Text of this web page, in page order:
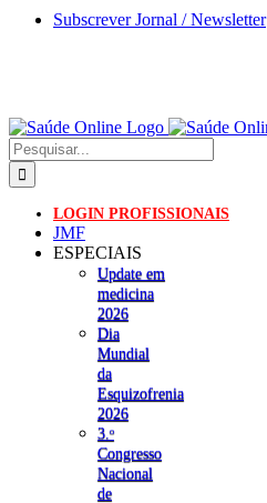
Skip
Subscrever Jornal / Newsletter
Pesquisar
LOGIN PROFISSIONAIS
JMF
ESPECIAIS
Update em
medicina
2026
Dia
Mundial
da
Esquizofrenia
2026
3.ᵒ
Congresso
Nacional
de